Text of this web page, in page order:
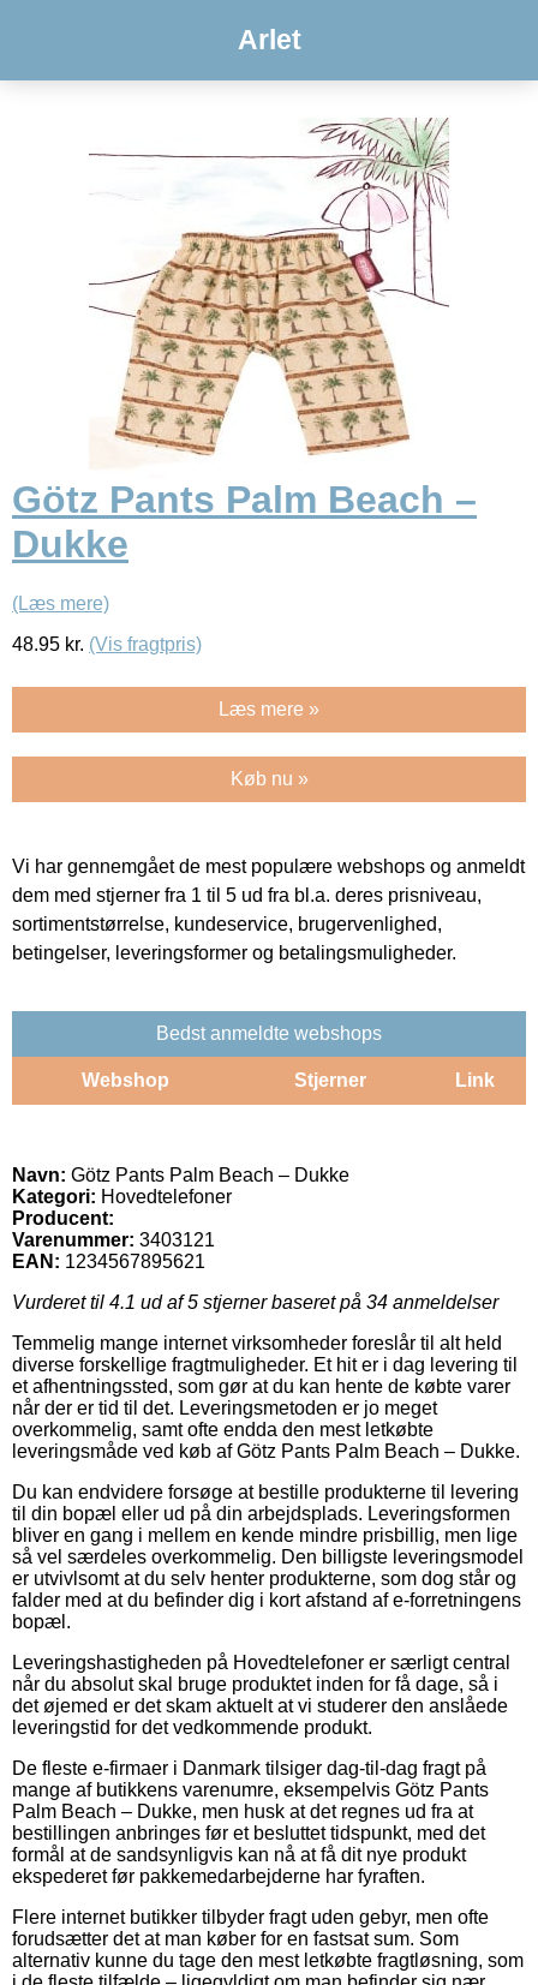
Arlet
Götz Pants Palm Beach –
Dukke
(Læs mere)
48.95 kr. (Vis fragtpris)
Læs mere »
Køb nu »
Vi har gennemgået de mest populære webshops og anmeldt
dem med stjerner fra 1 til 5 ud fra bl.a. deres prisniveau,
sortimentstørrelse, kundeservice, brugervenlighed,
betingelser, leveringsformer og betalingsmuligheder.
Bedst anmeldte webshops
Webshop Stjerner Link
Navn: Götz Pants Palm Beach – Dukke
Kategori: Hovedtelefoner
Producent:
Varenummer: 3403121
EAN: 1234567895621
Vurderet til 4.1 ud af 5 stjerner baseret på 34 anmeldelser
Temmelig mange internet virksomheder foreslår til alt held
diverse forskellige fragtmuligheder. Et hit er i dag levering til
et afhentningssted, som gør at du kan hente de købte varer
når der er tid til det. Leveringsmetoden er jo meget
overkommelig, samt ofte endda den mest letkøbte
leveringsmåde ved køb af Götz Pants Palm Beach – Dukke.
Du kan endvidere forsøge at bestille produkterne til levering
til din bopæl eller ud på din arbejdsplads. Leveringsformen
bliver en gang i mellem en kende mindre prisbillig, men lige
så vel særdeles overkommelig. Den billigste leveringsmodel
er utvivlsomt at du selv henter produkterne, som dog står og
falder med at du befinder dig i kort afstand af e-forretningens
bopæl.
Leveringshastigheden på Hovedtelefoner er særligt central
når du absolut skal bruge produktet inden for få dage, så i
det øjemed er det skam aktuelt at vi studerer den anslåede
leveringstid for det vedkommende produkt.
De fleste e-firmaer i Danmark tilsiger dag-til-dag fragt på
mange af butikkens varenumre, eksempelvis Götz Pants
Palm Beach – Dukke, men husk at det regnes ud fra at
bestillingen anbringes før et besluttet tidspunkt, med det
formål at de sandsynligvis kan nå at få dit nye produkt
ekspederet før pakkemedarbejderne har fyraften.
Flere internet butikker tilbyder fragt uden gebyr, men ofte
forudsætter det at man køber for en fastsat sum. Som
alternativ kunne du tage den mest letkøbte fragtløsning, som